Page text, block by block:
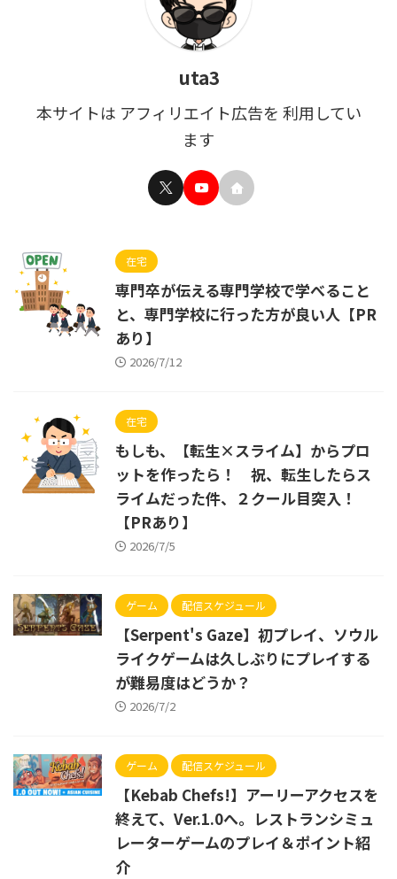
uta3
本サイトは アフィリエイト広告を 利用してい
ます
在宅
専門卒が伝える専門学校で学べること
と、専門学校に行った方が良い人【PR
あり】
2026/7/12
在宅
もしも、【転生×スライム】からプロ
ットを作ったら！ 祝、転生したらス
ライムだった件、２クール目突入！
【PRあり】
2026/7/5
ゲーム 配信スケジュール
【Serpent's Gaze】初プレイ、ソウル
ライクゲームは久しぶりにプレイする
が難易度はどうか？
2026/7/2
ゲーム 配信スケジュール
【Kebab Chefs!】アーリーアクセスを
終えて、Ver.1.0へ。レストランシミュ
レーターゲームのプレイ＆ポイント紹
介